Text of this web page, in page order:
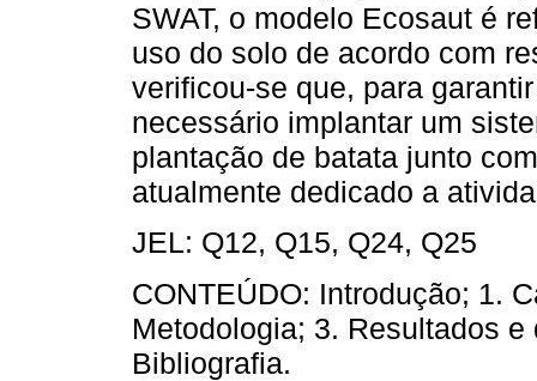
SWAT, o modelo Ecosaut é
uso do solo de acordo com
verificou-se que, para
necessário implantar um
plantação de batata junto
atualmente dedicado a
JEL: Q12, Q15, Q24, Q25
CONTEÚDO: Introdução; 1.
Metodologia; 3. Resultados
Bibliografia.